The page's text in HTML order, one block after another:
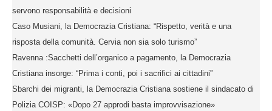
servono responsabilità e decisioni
Caso Musiani, la Democrazia Cristiana: “Rispetto, verità e una
risposta della comunità. Cervia non sia solo turismo”
Ravenna :Sacchetti dell’organico a pagamento, la Democrazia
Cristiana insorge: “Prima i conti, poi i sacrifici ai cittadini”
Sbarchi dei migranti, la Democrazia Cristiana sostiene il sindacato di
Polizia COISP: «Dopo 27 approdi basta improvvisazione»